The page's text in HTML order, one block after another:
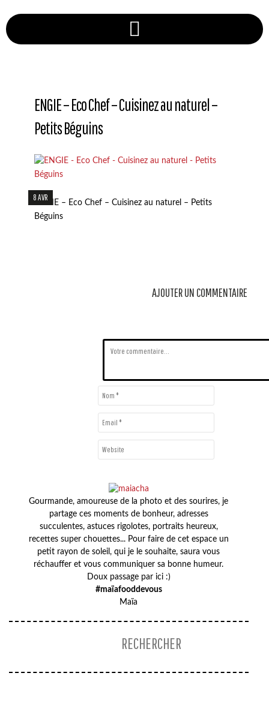
ENGIE – Eco Chef – Cuisinez au naturel –
Petits Béguins
8 AVR
ENGIE – Eco Chef – Cuisinez au naturel – Petits
Béguins
AJOUTER UN COMMENTAIRE
Gourmande, amoureuse de la photo et des sourires, je
partage ces moments de bonheur, adresses
succulentes, astuces rigolotes, portraits heureux,
recettes super chouettes... Pour faire de cet espace un
petit rayon de soleil, qui je le souhaite, saura vous
réchauffer et vous communiquer sa bonne humeur.
Doux passage par ici :)
#maïafooddevous
Maïa